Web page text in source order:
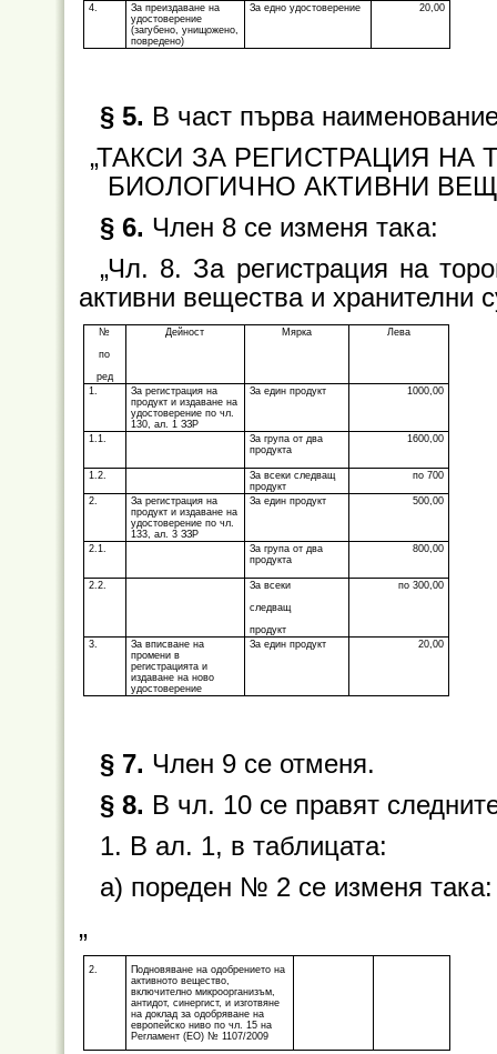
4.
За преиздаване на
удостоверение
(загубено, унищожено,
повредено)
За едно удостоверение 20,00
§ 5. В част първа
„ТАКСИ ЗА РЕГИСТРАЦИЯ
БИОЛОГИЧНО АКТИВНИ
§ 6. Член 8 се изменя така:
„Чл. 8. За регистрация на
активни вещества и хранителни
№
по
ред
Дейност Мярка Лева
1.
За регистрация на
продукт и издаване на
удостоверение по чл.
130, ал. 1 ЗЗР
За един продукт 1000,00
1.1.
За група от два
продукта
1600,00
1.2.
За всеки следващ
продукт
по 700
2.
За регистрация на
продукт и издаване на
удостоверение по чл.
133, ал. 3 ЗЗР
За един продукт 500,00
2.1.
За група от два
продукта
800,00
2.2.
За всеки
следващ
продукт
по 300,00
3.
За вписване на
промени в
регистрацията и
издаване на ново
удостоверение
За един продукт 20,00
§ 7. Член 9 се отменя.
§ 8. В чл. 10 се правят
1. В ал. 1, в таблицата:
а) пореден № 2 се изменя така:
„
2.
Подновяване на одобрението на
активното вещество,
включително микроорганизъм,
антидот, синергист, и изготвяне
на доклад за одобряване на
европейско ниво по чл. 15 на
Регламент (ЕО) № 1107/2009